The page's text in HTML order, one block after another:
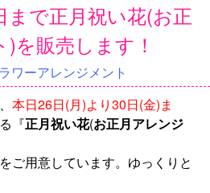
まで正月祝い花(お正
を販売します！
ワーアレンジメント
本日26日(月)より30日(金)ま
『正月祝い花(お正月アレンジ
ご用意しています。ゆっくりと